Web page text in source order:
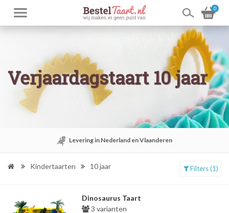
0
Verjaardagstaart 10 jaar
Levering in Nederland en Vlaanderen
Kindertaarten 10 jaar Filters (1)
Dinosaurus Taart
3 varianten